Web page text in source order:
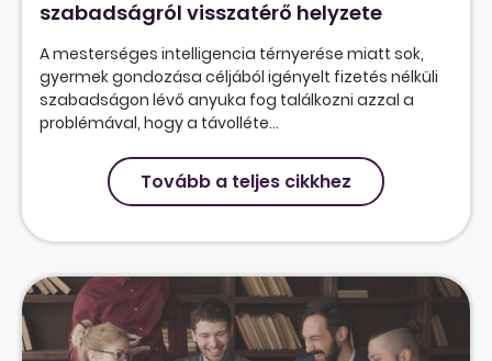
szabadságról visszatérő helyzete
A mesterséges intelligencia térnyerése miatt sok,
gyermek gondozása céljából igényelt fizetés nélküli
szabadságon lévő anyuka fog találkozni azzal a
problémával, hogy a távolléte...
Tovább a teljes cikkhez